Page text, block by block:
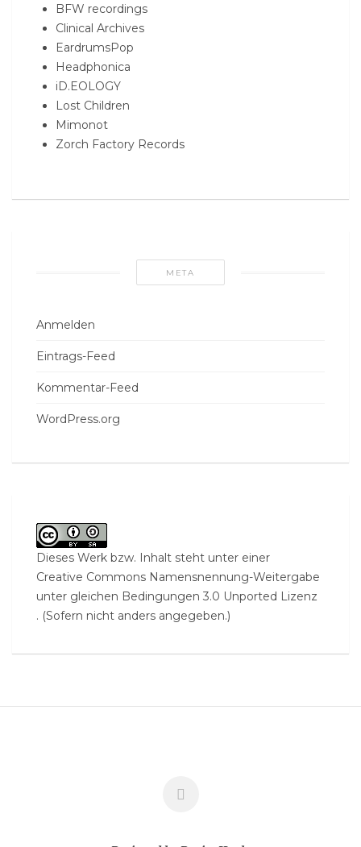
BFW recordings
Clinical Archives
EardrumsPop
Headphonica
iD.EOLOGY
Lost Children
Mimonot
Zorch Factory Records
META
Anmelden
Eintrags-Feed
Kommentar-Feed
WordPress.org
Dieses Werk bzw. Inhalt steht unter einer
Creative Commons Namensnennung-Weitergabe
unter gleichen Bedingungen 3.0 Unported Lizenz
. (Sofern nicht anders angegeben.)